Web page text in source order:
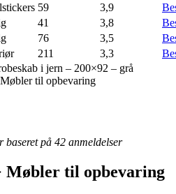
59 3,9
41 3,8
76 3,5
211 3,3
i jern – 200×92 – grå
til opbevaring
baseret på 42 anmeldelser
Møbler til opbevaring